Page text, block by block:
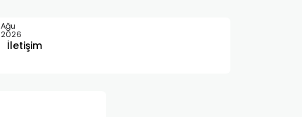
İletişim
Ağu
2026